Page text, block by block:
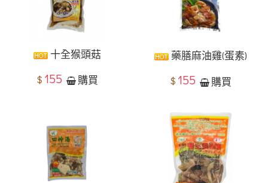
十全猴頭菇
$ 155 購買
藥膳麻油雞(蛋素)
$ 155 購買